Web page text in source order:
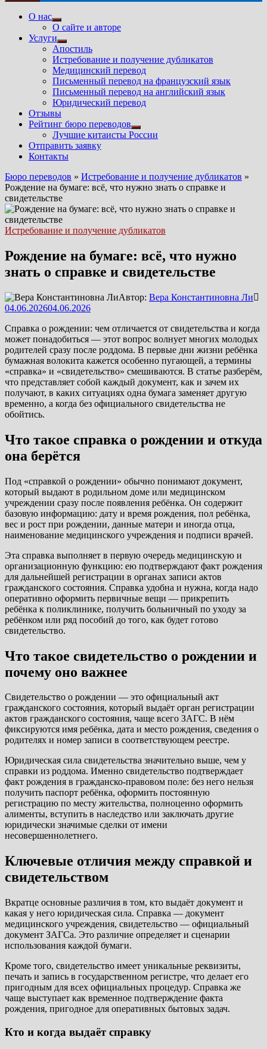
О нас
Показать
подменю
О сайте и авторе
Услуги
Показать
подменю
Апостиль
Истребование и получение дубликатов
Медицинский перевод
Письменный перевод на французский язык
Письменный перевод на английский язык
Юридический перевод
Отзывы
Рейтинг бюро переводов
Показать
подменю
Лучшие китаисты России
Отправить заявку
Контакты
Бюро переводов » Истребование и получение дубликатов »
Рождение на бумаге: всё, что нужно знать о справке и
свидетельстве
Истребование и получение дубликатов
Рождение на бумаге: всё, что нужно
знать о справке и свидетельстве
Автор: Вера Константиновна Ли
04.06.202604.06.2026
Справка о рождении: чем отличается от свидетельства и когда
может понадобиться — этот вопрос волнует многих молодых
родителей сразу после роддома. В первые дни жизни ребёнка
бумажная волокита кажется особенно пугающей, а термины
«справка» и «свидетельство» смешиваются. В статье разберём,
что представляет собой каждый документ, как и зачем их
получают, в каких ситуациях одна бумага заменяет другую
временно, а когда без официального свидетельства не
обойтись.
Что такое справка о рождении и откуда
она берётся
Под «справкой о рождении» обычно понимают документ,
который выдают в родильном доме или медицинском
учреждении сразу после появления ребёнка. Он содержит
базовую информацию: дату и время рождения, пол ребёнка,
вес и рост при рождении, данные матери и иногда отца,
наименование медицинского учреждения и подписи врачей.
Эта справка выполняет в первую очередь медицинскую и
организационную функцию: ею подтверждают факт рождения
для дальнейшей регистрации в органах записи актов
гражданского состояния. Справка удобна и нужна, когда надо
оперативно оформить первичные вещи — прикрепить
ребёнка к поликлинике, получить больничный по уходу за
ребёнком или ряд пособий до того, как будет готово
свидетельство.
Что такое свидетельство о рождении и
почему оно важнее
Свидетельство о рождении — это официальный акт
гражданского состояния, который выдаёт орган регистрации
актов гражданского состояния, чаще всего ЗАГС. В нём
фиксируются имя ребёнка, дата и место рождения, сведения о
родителях и номер записи в соответствующем реестре.
Юридическая сила свидетельства значительно выше, чем у
справки из роддома. Именно свидетельство подтверждает
факт рождения в гражданско-правовом поле: без него нельзя
получить паспорт ребёнка, оформить постоянную
регистрацию по месту жительства, полноценно оформить
алименты, вступить в наследство или заключать другие
юридически значимые сделки от имени
несовершеннолетнего.
Ключевые отличия между справкой и
свидетельством
Вкратце основные различия в том, кто выдаёт документ и
какая у него юридическая сила. Справка — документ
медицинского учреждения, свидетельство — официальный
документ ЗАГСа. Это различие определяет и сценарии
использования каждой бумаги.
Кроме того, свидетельство имеет уникальные реквизиты,
печать и запись в государственном регистре, что делает его
пригодным для всех официальных процедур. Справка же
чаще выступает как временное подтверждение факта
рождения, пригодное для оперативных бытовых задач.
Кто и когда выдаёт справку